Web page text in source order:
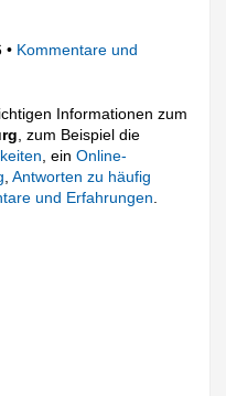
• Kommentare und
Informationen zum
, zum Beispiel die
, einOnline-
,Antworten zu häufig
und Erfahrungen